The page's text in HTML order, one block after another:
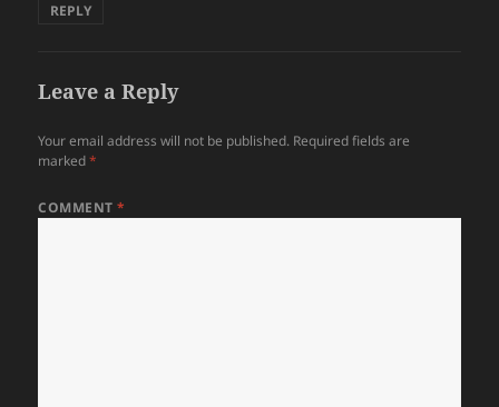
REPLY
Leave a Reply
Your email address will not be published. Required fields are
marked*
COMMENT*